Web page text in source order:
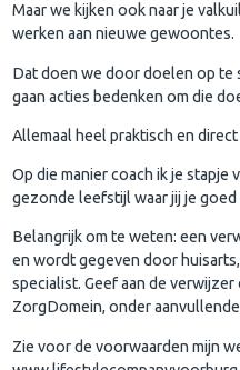
Maar we kijken ook naar je
werken aan nieuwe gewoontes.
Dat doen we door doelen op te
gaan acties bedenken om die
Allemaal heel praktisch en
Op die manier coach ik je stapje
gezonde leefstijl waar jij je goed
Belangrijk om te weten: een
en wordt gegeven door
specialist. Geef aan de
ZorgDomein, onder
Zie voor de voorwaarden mijn